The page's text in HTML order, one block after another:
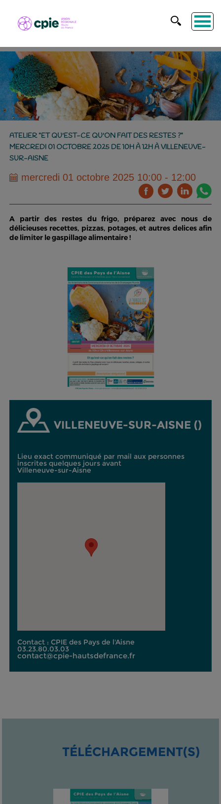
ATELIER "ET QU'EST-CE QU'ON FAIT DES RESTES ?"
MERCREDI 01 OCTOBRE 2025 DE 10H À 12H À VILLENEUVE-
SUR-AISNE
mercredi 01 octobre 2025 10:00 - 12:00
A partir des restes du frigo, préparez avec nous de
délicieuses recettes, pizzas, potages, et autres delices afin
de limiter le gaspillage alimentaire !
VILLENEUVE-SUR-AISNE ()
Lieu exact communiqué par mail aux personnes
inscrites quelques jours avant
Villeneuve-sur-Aisne
Contact : CPIE des Pays de l'Aisne
03.23.80.03.03
contact@cpie-hautsdefrance.fr
TÉLÉCHARGEMENT(S)